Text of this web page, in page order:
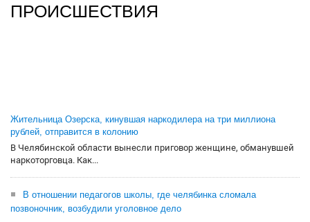
ПРОИСШЕСТВИЯ
Жительница Озерска, кинувшая наркодилера на три миллиона
рублей, отправится в колонию
В Челябинской области вынесли приговор женщине, обманувшей
наркоторговца. Как...
В отношении педагогов школы, где челябинка сломала
позвоночник, возбудили уголовное дело